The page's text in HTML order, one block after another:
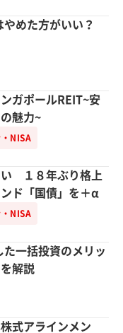
めた方がいい？
ンガポールREIT~安
魅力~
NISA
い １８年ぶり格上
ド「国債」を＋α
NISA
た一括投資のメリッ
解説
式アラインメン